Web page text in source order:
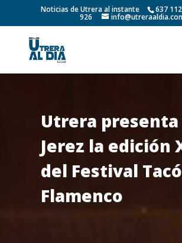
Noticias de Utrera al instante 637
926
Utrera presenta
Jerez la edición
del Festival
Flamenco